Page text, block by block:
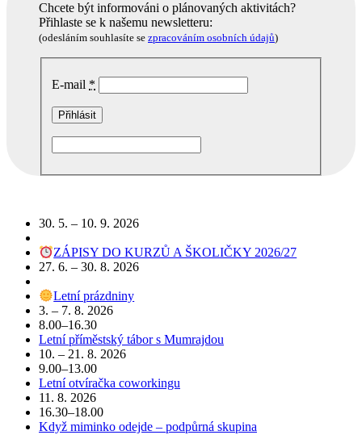
Chcete být informováni o plánovaných aktivitách?
Přihlaste se k našemu newsletteru:
(odesláním souhlasíte se zpracováním osobních údajů)
E-mail *
30. 5. – 10. 9. 2026
ZÁPISY DO KURZŮ A ŠKOLIČKY 2026/27
27. 6. – 30. 8. 2026
Letní prázdniny
3. – 7. 8. 2026
8.00–16.30
Letní příměstský tábor s Mumrajdou
10. – 21. 8. 2026
9.00–13.00
Letní otvíračka coworkingu
11. 8. 2026
16.30–18.00
Když miminko odejde – podpůrná skupina